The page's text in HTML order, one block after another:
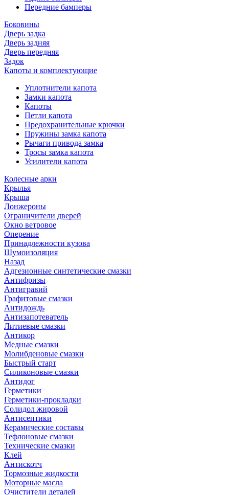
Передние бамперы
Боковины
Дверь задка
Дверь задняя
Дверь передняя
Задок
Капоты и комплектующие
Уплотнители капота
Замки капота
Капоты
Петли капота
Предохранительные крючки
Пружины замка капота
Рычаги привода замка
Тросы замка капота
Усилители капота
Колесные арки
Крылья
Крыша
Лонжероны
Ограничители дверей
Окно ветровое
Оперение
Принадлежности кузова
Шумоизоляция
Назад
Адгезионные синтетические смазки
Антифризы
Антигравий
Графитовые смазки
Антидождь
Антизапотеватель
Литиевые смазки
Антикор
Медные смазки
Молибденовые смазки
Быстрый старт
Силиконовые смазки
Антидог
Герметики
Герметики-прокладки
Солидол жировой
Антисептики
Керамические составы
Тефлоновые смазки
Технические смазки
Клей
Антискотч
Тормозные жидкости
Моторные масла
Очистители деталей